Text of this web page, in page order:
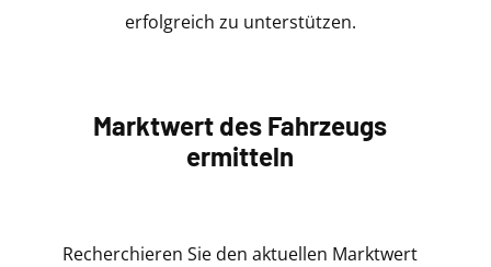
erfolgreich zu unterstützen.
Marktwert des Fahrzeugs
ermitteln
Recherchieren Sie den aktuellen Marktwert